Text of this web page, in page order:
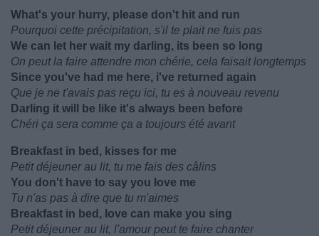
What's your hurry, please don't hit and run
Pourquoi cette précipitation, s'il te plait ne fuis pas
We can let her wait my darling, its been so long
On peut la faire attendre mon chérie, cela faisait longtemps
Since you've had me here, i've returned again
Que je ne t'avais pas reçu ici, tu es à nouveau revenu
Darling it will be like it's always been before
Chéri ça sera comme ça a toujours été avant
Breakfast in bed, kisses for me
Petit déjeuner au lit, tu me fais des câlins
You don't have to say you love me
Tu n'as pas à dire que tu m'aimes
Breakfast in bed, love can make you sing
Petit déjeuner au lit, l'amour peut te faire chanter